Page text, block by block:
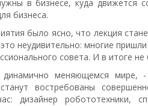
в бизнесе, куда движется
бизнеса.
было ясно, что лекция
неудивительно: многие
совета. И в итоге
меняющемся мире, -
востребованы
дизайнер робототехники,